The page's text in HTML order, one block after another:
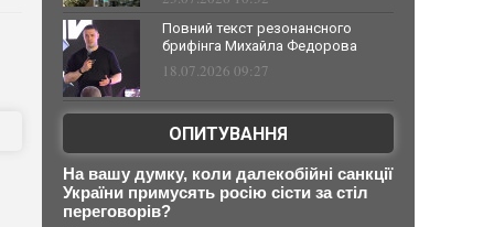
Повний текст резонансного
брифінга Михайла Федорова
18.07.2026 09:27
ОПИТУВАННЯ
На вашу думку, коли далекобійні санкції
України примусять росію сісти за стіл
переговорів?